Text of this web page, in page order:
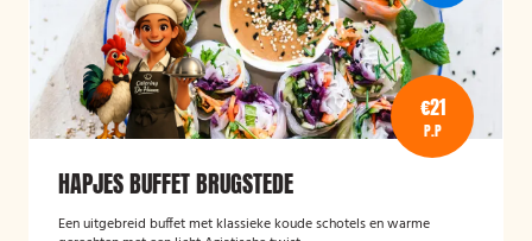
€21
P.P
HAPJES BUFFET BRUGSTEDE
Een uitgebreid buffet met klassieke koude schotels en warme